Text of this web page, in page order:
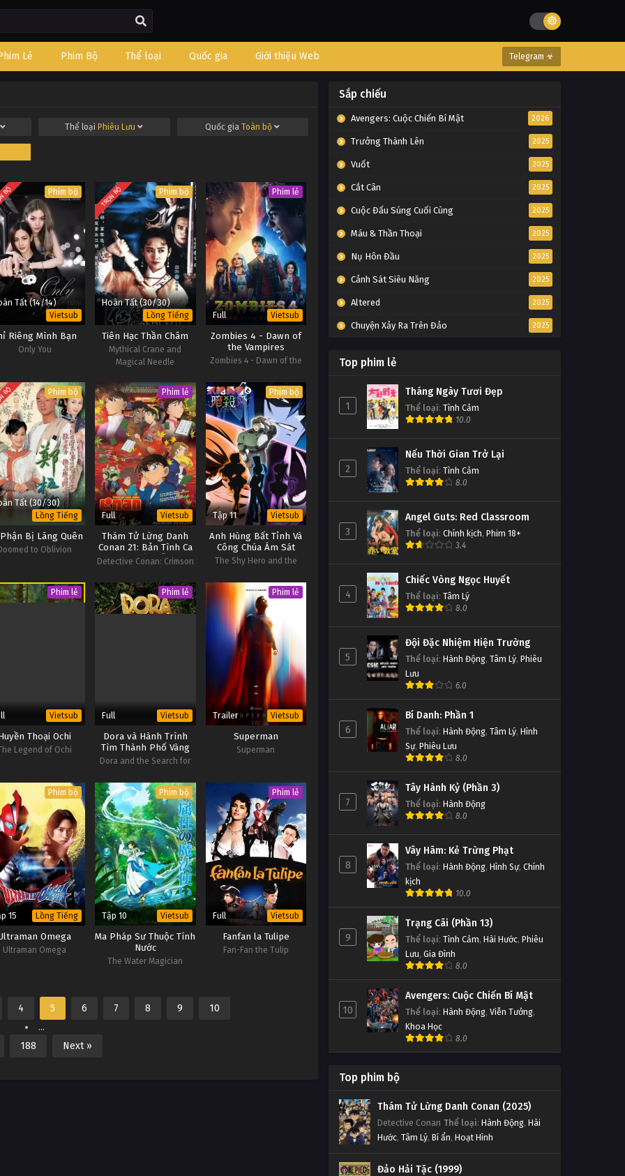
Lẻ Phim Bộ Thể loại Quốc gia Giới thiệu Web Telegram ☣
Thể loại Phiêu Lưu Quốc giaToàn bộ
BỘ Phim bộ
Tất (14/14)
Vietsub
Riêng Mình Bạn
Only You
TRỌN BỘ Phim bộ
Hoàn Tất (30/30)
Lồng Tiếng
Tiên Hạc Thần Châm
Mythical Crane and
Magical Needle
Phim lẻ
Full Vietsub
Zombies 4 - Dawn of
the Vampires
Zombies 4 - Dawn of the
BỘ Phim bộ
Tất (30/30)
Lồng Tiếng
Bị Lãng Quên
to Oblivion
Phim lẻ
Full Vietsub
Thám Tử Lừng Danh
Conan 21: Bản Tình Ca
Màu Đỏ Thẫm
Detective Conan: Crimson
Phim bộ
Tập 11 Vietsub
Anh Hùng Bất Tỉnh Và
Công Chúa Ám Sát
The Shy Hero and the
Phim lẻ
Vietsub
Thoại Ochi
Legend of Ochi
Phim lẻ
Full Vietsub
Dora và Hành Trình
Tìm Thành Phố Vàng
Dora and the Search for
Phim lẻ
Trailer Vietsub
Superman
Superman
Phim bộ
15 Lồng Tiếng
Omega
Ultraman Omega
Phim bộ
Tập 10 Vietsub
Ma Pháp Sư Thuộc Tính
Nước
The Water Magician
Phim lẻ
Full Vietsub
Fanfan la Tulipe
Fan-Fan the Tulip
4 5 6 7 8 9
10
...
188 Next »
Sắp chiếu
Avengers: Cuộc Chiến Bí Mật 2026
Trưởng Thành Lên 2025
Vuốt 2025
Cắt Cân 2025
Cuộc Đấu Súng Cuối Cùng 2025
Máu & Thần Thoại 2025
Nụ Hôn Đầu 2025
Cảnh Sát Siêu Năng 2025
Altered 2025
Chuyện Xảy Ra Trên Đảo 2025
Top phim lẻ
1
Tháng Ngày Tươi Đẹp
Thể loại: Tình Cảm
10.0
2
Nếu Thời Gian Trở Lại
Thể loại: Tình Cảm
8.0
3
Angel Guts: Red Classroom
Thể loại: Chính kịch, Phim 18+
3.4
4
Chiếc Vòng Ngọc Huyết
Thể loại: Tâm Lý
8.0
5
Đội Đặc Nhiệm Hiện Trường
Thể loại: Hành Động, Tâm Lý, Phiêu
Lưu
6.0
6
Bí Danh: Phần 1
Thể loại: Hành Động, Tâm Lý, Hình
Sự, Phiêu Lưu
8.0
7
Tây Hành Kỷ (Phần 3)
Thể loại: Hành Động
8.0
8
Vây Hãm: Kẻ Trừng Phạt
Thể loại: Hành Động, Hình Sự, Chính
kịch
10.0
9
Trạng Cãi (Phần 13)
Thể loại: Tình Cảm, Hài Hước, Phiêu
Lưu, Gia Đình
8.0
10
Avengers: Cuộc Chiến Bí Mật
Thể loại: Hành Động, Viễn Tưởng,
Khoa Học
8.0
Top phim bộ
Thám Tử Lừng Danh Conan (2025)
Detective Conan Thể loại: Hành Động, Hài
Hước, Tâm Lý, Bí ẩn, Hoạt Hình
Đảo Hải Tặc (1999)